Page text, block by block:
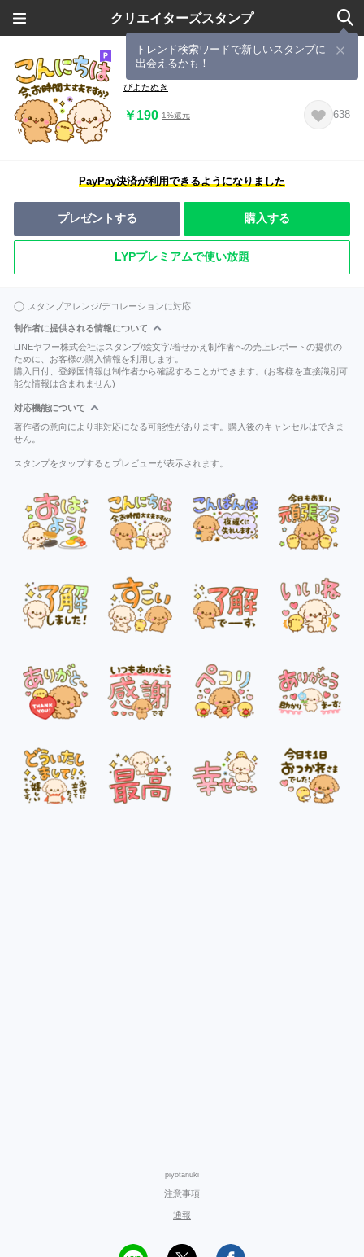
クリエイターズスタンプ
トレンド検索ワードで新しいスタンプに
出会えるかも！
トイプードル♡大人可愛いデカ文字
ぴよたぬき
￥190 1%還元 638
PayPay決済が利用できるようになりました
プレゼントする 購入する
LYPプレミアムで使い放題
スタンプアレンジ/デコレーションに対応
制作者に提供される情報について
LINEヤフー株式会社はスタンプ/絵文字/着せかえ制作者への売上レポートの提供の
ために、お客様の購入情報を利用します。
購入日付、登録国情報は制作者から確認することができます。(お客様を直接識別可
能な情報は含まれません)
対応機能について
著作者の意向により非対応になる可能性があります。購入後のキャンセルはできま
せん。
スタンプをタップするとプレビューが表示されます。
piyotanuki
注意事項
通報